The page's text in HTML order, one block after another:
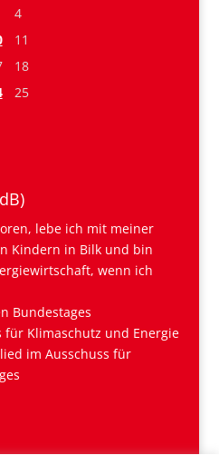
4
11
18
25
lebe ich mit meiner
Kindern in Bilk und bin
wenn ich
Bundestages
für Klimaschutz und Energie
im Ausschuss für